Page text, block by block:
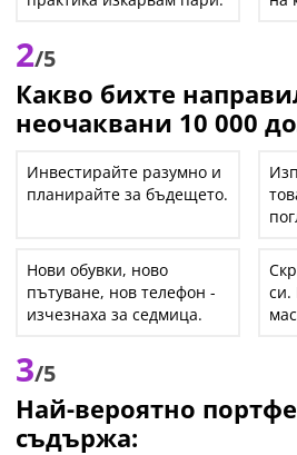
2/5
Какво бихте
неочаквани 10 000
Инвестирайте разумно и
планирайте за бъдещето.
Нови обувки, ново
пътуване, нов телефон -
изчезнаха за седмица.
си.
3/5
Най-вероятно
съдържа: